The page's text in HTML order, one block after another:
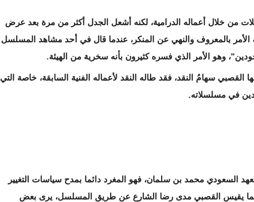
من خلال أعماله الدرامية، لكنه أشعل الجدل أكثر من مرة بعد عرض
بالمعروف والنهي عن المنكر، عندما قال في أحد مشاهد المسلسل
وهو الأمر الذي فسره كثيرون بأنه سخرية من الهيئة.
القصبي سهامُ النقد، فقد طاله النقد لأعماله الفنية السابقة، خاصة التي
في مسلسلاته.
السعودي محمد بن سلمان، فهو المغرد دائما بمدح سياسات التغيير
يقيس القصبي مدى رضا الشارع عن طريق المسلسل، يرى بعض